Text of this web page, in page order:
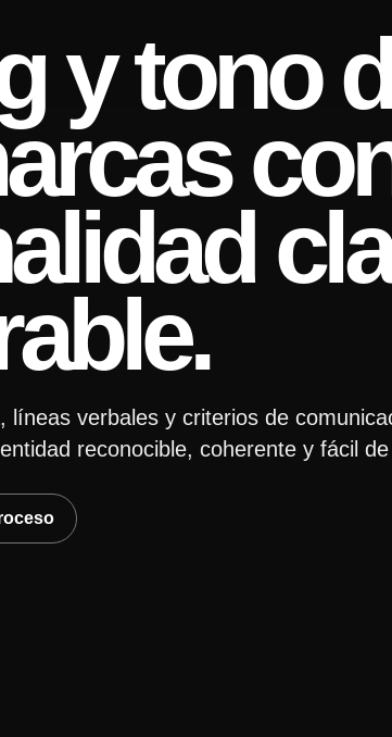
y tono
líneas verbales y criterios de
reconocible, coherente y fácil